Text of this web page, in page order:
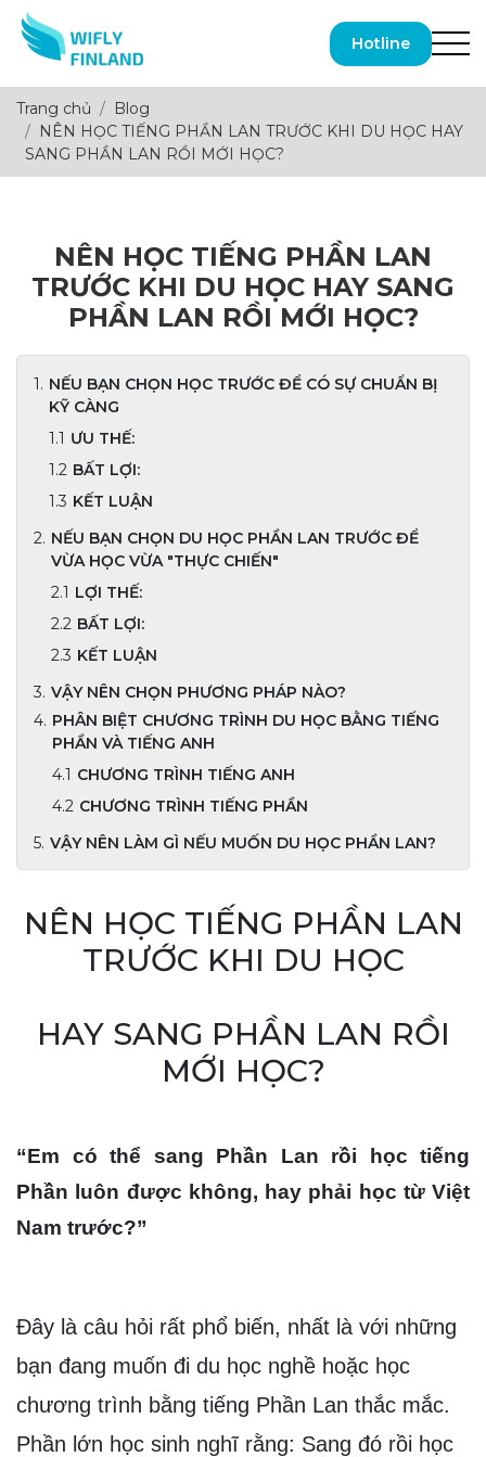
Hotline
Trang chủ
Blog
NÊN HỌC TIẾNG PHẦN LAN TRƯỚC KHI DU HỌC HAY
SANG PHẦN LAN RỒI MỚI HỌC?
NÊN HỌC TIẾNG PHẦN LAN
TRƯỚC KHI DU HỌC HAY SANG
PHẦN LAN RỒI MỚI HỌC?
NẾU BẠN CHỌN HỌC TRƯỚC ĐỂ CÓ SỰ CHUẨN BỊ
KỸ CÀNG
ƯU THẾ:
BẤT LỢI:
KẾT LUẬN
NẾU BẠN CHỌN DU HỌC PHẦN LAN TRƯỚC ĐỂ
VỪA HỌC VỪA "THỰC CHIẾN"
LỢI THẾ:
BẤT LỢI:
KẾT LUẬN
VẬY NÊN CHỌN PHƯƠNG PHÁP NÀO?
PHÂN BIỆT CHƯƠNG TRÌNH DU HỌC BẰNG TIẾNG
PHẦN VÀ TIẾNG ANH
CHƯƠNG TRÌNH TIẾNG ANH
CHƯƠNG TRÌNH TIẾNG PHẦN
VẬY NÊN LÀM GÌ NẾU MUỐN DU HỌC PHẦN LAN?
NÊN HỌC TIẾNG PHẦN LAN
TRƯỚC KHI DU HỌC
HAY SANG PHẦN LAN RỒI
MỚI HỌC?
“Em có thể sang Phần Lan rồi học tiếng
Phần luôn được không, hay phải học từ Việt
Nam trước?”
Đây là câu hỏi rất phổ biến, nhất là với những
bạn đang muốn đi du học nghề hoặc học
chương trình bằng tiếng Phần Lan thắc mắc.
Phần lớn học sinh nghĩ rằng: Sang đó rồi học